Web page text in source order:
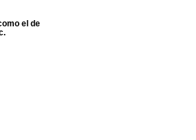
el de